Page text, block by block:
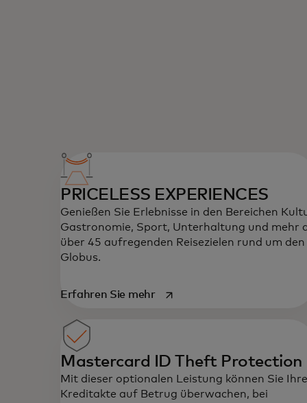
PRICELESS EXPERIENCES
Genießen Sie Erlebnisse in den Bereichen
Gastronomie, Sport, Unterhaltung und mehr
über 45 aufregenden Reisezielen rund um den
Globus.
Erfahren Sie mehrwird in einer neuen
Mastercard ID Theft Protection
Mit dieser optionalen Leistung können Sie Ihre
Kreditakte auf Betrug überwachen, bei